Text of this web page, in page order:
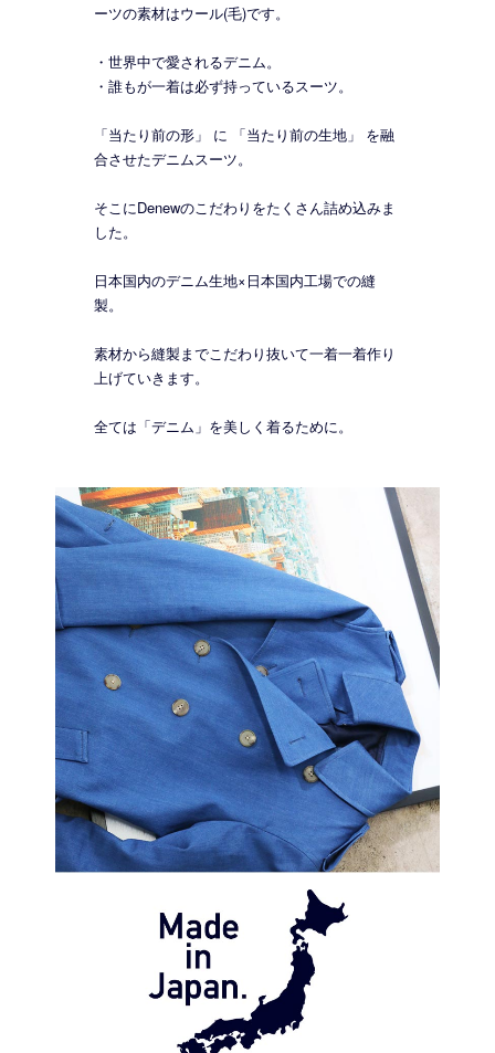
ーツの素材はウール(毛)です。
・世界中で愛されるデニム。
・誰もが一着は必ず持っているスーツ。
「当たり前の形」 に 「当たり前の生地」 を融
合させたデニムスーツ。
そこにDenewのこだわりをたくさん詰め込みま
した。
日本国内のデニム生地×日本国内工場での縫
製。
素材から縫製までこだわり抜いて一着一着作り
上げていきます。
全ては「デニム」を美しく着るために。